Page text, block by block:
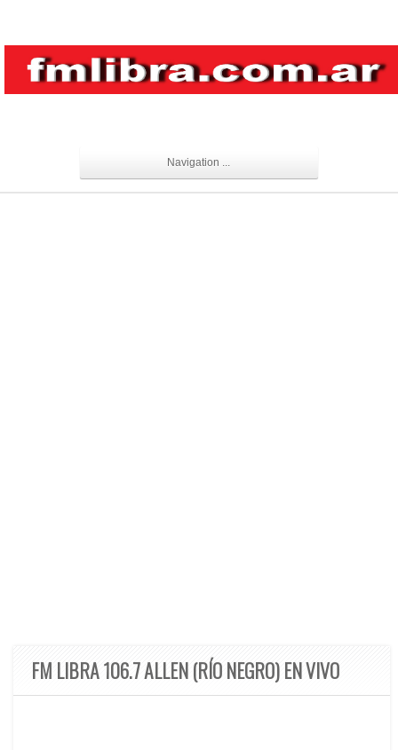
Navigation ...
FM LIBRA 106.7 ALLEN (RÍO NEGRO) EN VIVO